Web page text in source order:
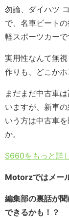
勿論、ダイハツ
で、名車ビート
軽スポーツカーで
実用性なんて無
作りも、どこか
まだまだ中古車
いますが、新車
いう方は中古車
か。
S660をもっと詳
Motorzではメー
編集部の裏話が
できるかも！？